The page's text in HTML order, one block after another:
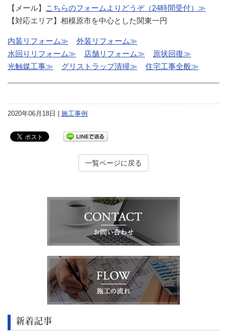
【メール】
こちらのフォームよりどうぞ（24時間受付）≫
【対応エリア】相模原市を中心とした関東一円
内装リフォーム≫
外装リフォーム≫
水回りリフォーム≫
店舗リフォーム≫
原状回復≫
光触媒工事≫
グリストラップ清掃≫ 住宅工事全般≫
2020年06月18日 | 施工事例
一覧ページに戻る
新着記事